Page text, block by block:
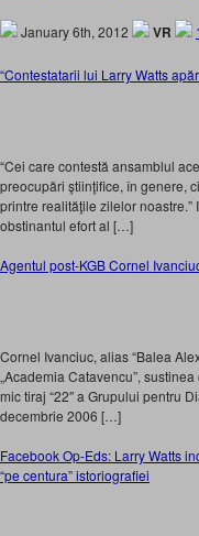
January 6th, 2012 VR
“Contestatarii lui Larry Watts
“Cei care contestă ansamblul
preocupări ştiinţifice, în genere,
printre realităţile zilelor
obstinantul efort al […]
Agentul post-KGB Cornel
Cornel Ivanciuc, alias “Balea
„Academia Catavencu”,
mic tiraj “22″ a Grupului pentru
decembrie 2006 […]
Facebook Op-Eds: Larry Watts
“pe centura” istoriografiei